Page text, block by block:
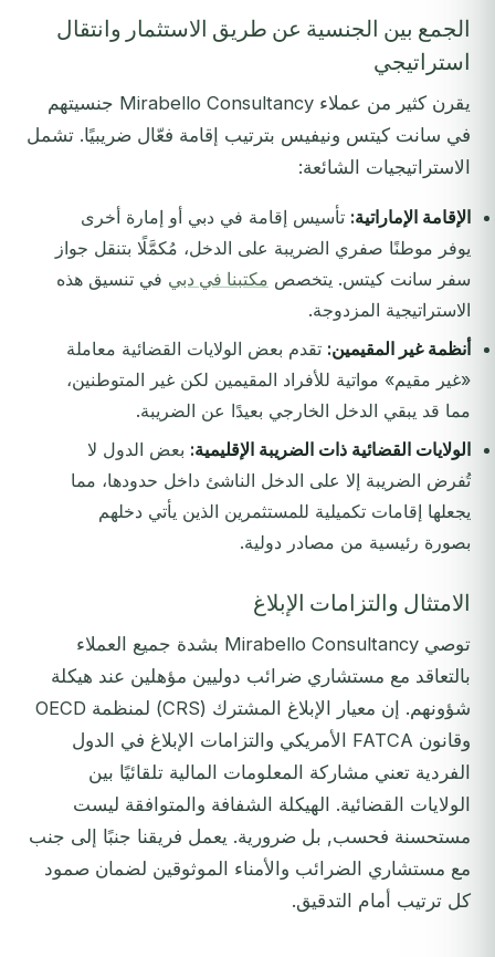
الجمع بين الجنسية عن طريق الاستثمار وانتقال
استراتيجي
يقرن كثير من عملاء Mirabello Consultancy جنسيتهم
في سانت كيتس ونيفيس بترتيب إقامة فعّال ضريبيًا. تشمل
الاستراتيجيات الشائعة:
الإقامة الإماراتية: تأسيس إقامة في دبي أو إمارة أخرى
يوفر موطنًا صفري الضريبة على الدخل، مُكمَّلًا بتنقل جواز
سفر سانت كيتس. يتخصص مكتبنا في دبي في تنسيق هذه
الاستراتيجية المزدوجة.
أنظمة غير المقيمين: تقدم بعض الولايات القضائية معاملة
«غير مقيم» مواتية للأفراد المقيمين لكن غير المتوطنين،
مما قد يبقي الدخل الخارجي بعيدًا عن الضريبة.
الولايات القضائية ذات الضريبة الإقليمية: بعض الدول لا
تُفرض الضريبة إلا على الدخل الناشئ داخل حدودها، مما
يجعلها إقامات تكميلية للمستثمرين الذين يأتي دخلهم
بصورة رئيسية من مصادر دولية.
الامتثال والتزامات الإبلاغ
توصي Mirabello Consultancy بشدة جميع العملاء
بالتعاقد مع مستشاري ضرائب دوليين مؤهلين عند هيكلة
شؤونهم. إن معيار الإبلاغ المشترك (CRS) لمنظمة OECD
وقانون FATCA الأمريكي والتزامات الإبلاغ في الدول
الفردية تعني مشاركة المعلومات المالية تلقائيًا بين
الولايات القضائية. الهيكلة الشفافة والمتوافقة ليست
مستحسنة فحسب, بل ضرورية. يعمل فريقنا جنبًا إلى جنب
مع مستشاري الضرائب والأمناء الموثوقين لضمان صمود
كل ترتيب أمام التدقيق.